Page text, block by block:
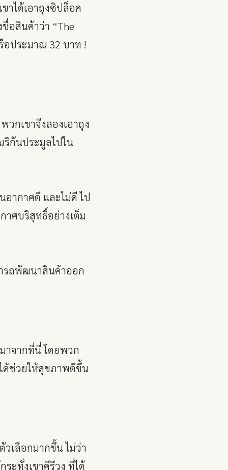
าได้เอาถุงซิปล็อค
อสินค้าว่า “The
อประมาณ 32 บาท !
กเขาจึงลองเอาถุง
กันประมูลไปใน
อากาศดี และไม่ดี ไป
ศบริสุทธิ์อย่างเต็ม
รถพัฒนาสินค้าออก
าจากที่นี่ โดยพวก
ด้ช่วยให้สุขภาพดีขึ้น
เลือกมากขึ้น ไม่ว่า
ะทั่งเขาคีรีวง ที่ได้